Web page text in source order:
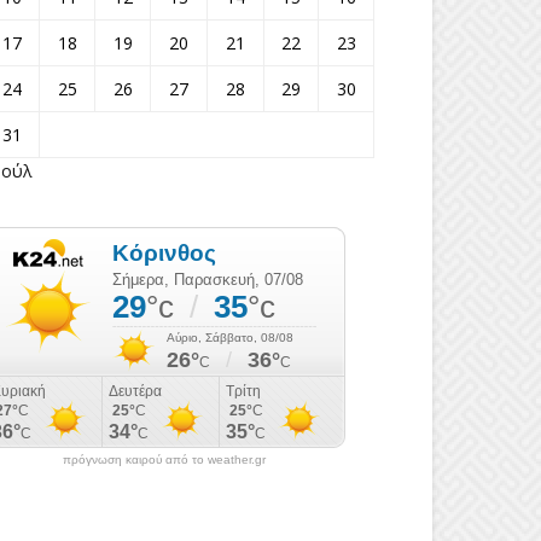
17
18 19 20 21 22
23
24
25 26 27 28 29
30
31
πρόγνωση καιρού από το weather.gr